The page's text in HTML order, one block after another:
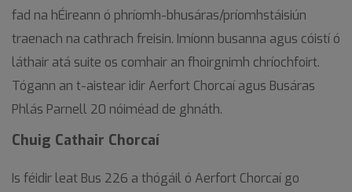
fad na hÉireann ó phríomh-bhusáras/príomhstáisiún
traenach na cathrach freisin. Imíonn busanna agus cóistí ó
láthair atá suite os comhair an fhoirgnimh chríochfoirt.
Tógann an t-aistear idir Aerfort Chorcaí agus Busáras
Phlás Parnell 20 nóiméad de ghnáth.
Chuig Cathair Chorcaí
Is féidir leat Bus 226 a thógáil ó Aerfort Chorcaí go